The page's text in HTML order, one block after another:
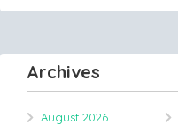
Archives
August 2026